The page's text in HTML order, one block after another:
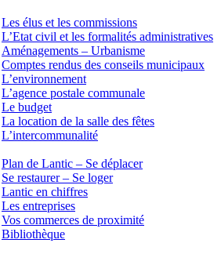
Les élus et les commissions
L’Etat civil et les formalités administratives
Aménagements – Urbanisme
Comptes rendus des conseils municipaux
L’environnement
L’agence postale communale
Le budget
La location de la salle des fêtes
L’intercommunalité
Plan de Lantic – Se déplacer
Se restaurer – Se loger
Lantic en chiffres
Les entreprises
Vos commerces de proximité
Bibliothèque